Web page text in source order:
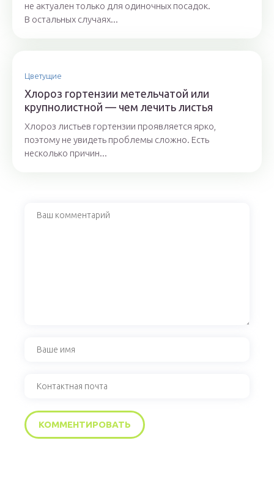
не актуален только для одиночных посадок.
В остальных случаях...
Цветущие
Хлороз гортензии метельчатой или
крупнолистной — чем лечить листья
Хлороз листьев гортензии проявляется ярко,
поэтому не увидеть проблемы сложно. Есть
несколько причин...